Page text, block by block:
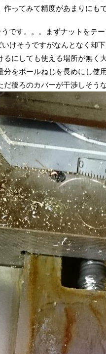
ってみて精度があまりにも
です。。。まずナットをテ
けそうですがなんとなく却
るにしても使える場所が無く
分をボールねじを長めにし使
後ろのカバーが干渉しそう